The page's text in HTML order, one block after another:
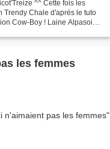
^^ Cette fois les
Trendy Chale d'après le tuto
Cow-Boy ! Laine Alpasoie
les femmes